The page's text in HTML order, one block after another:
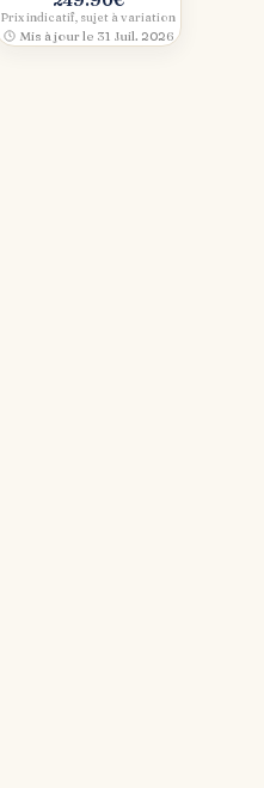
notre avis après
essai
Prix indicatif, sujet à variation
Mis à jour le 31 Juil. 2026